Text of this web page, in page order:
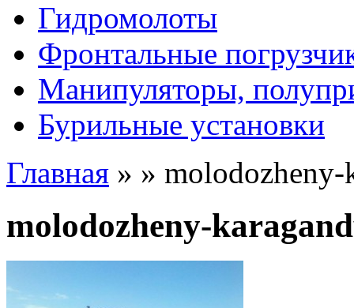
Гидромолоты
Фронтальные
Манипуляторы,
Бурильные установки
Главная » » molodozheny-
molodozheny-